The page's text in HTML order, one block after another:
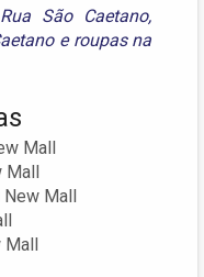
São Caetano,
e roupas na
Mall
Mall
New Mall
Mall